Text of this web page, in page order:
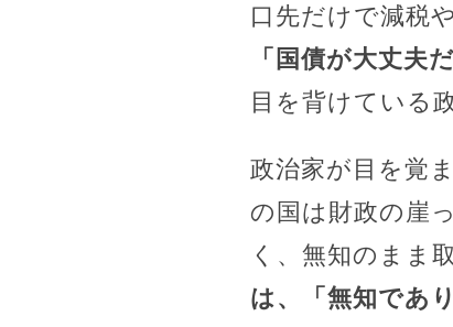
口先だけで減税
「国債が大丈夫
目を背けている
政治家が目を覚
の国は財政の崖
く、無知のまま
は、「無知であ